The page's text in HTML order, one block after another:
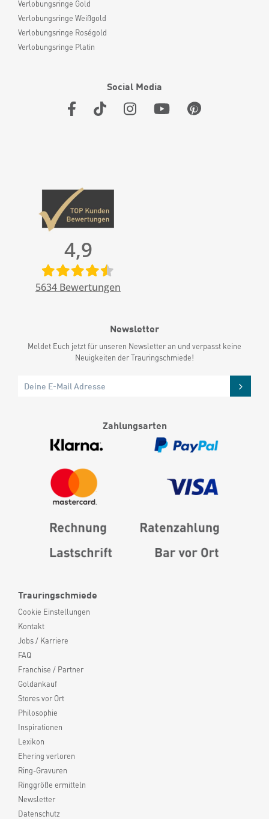
Verlobungsringe Gold
Verlobungsringe Weißgold
Verlobungsringe Roségold
Verlobungsringe Platin
Trauringschmiede
Cookie Einstellungen
Kontakt
Jobs / Karriere
FAQ
Franchise / Partner
Goldankauf
Stores vor Ort
Philosophie
Inspirationen
Lexikon
Ehering verloren
Ring-Gravuren
Ringgröße ermitteln
Newsletter
Datenschutz
Social Media
4,9
5634 Bewertungen
Newsletter
Meldet Euch jetzt für unseren Newsletter an und verpasst keine
Neuigkeiten der Trauringschmiede!
Zahlungsarten